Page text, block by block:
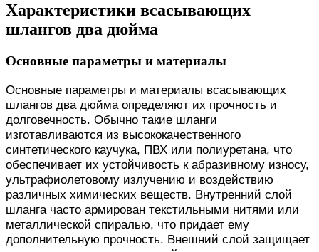
Характеристики всасывающих
шлангов два дюйма
Основные параметры и материалы
Основные параметры и материалы всасывающих
шлангов два дюйма определяют их прочность и
долговечность. Обычно такие шланги
изготавливаются из высококачественного
синтетического каучука, ПВХ или полиуретана, что
обеспечивает их устойчивость к абразивному износу,
ультрафиолетовому излучению и воздействию
различных химических веществ. Внутренний слой
шланга часто армирован текстильными нитями или
металлической спиралью, что придает ему
дополнительную прочность. Внешний слой защищает